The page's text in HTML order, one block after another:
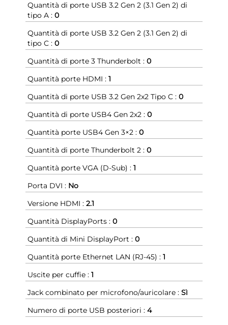
Quantità di porte USB 3.2 Gen 2 (3.1 Gen 2) di
tipo A : 0
Quantità di porte USB 3.2 Gen 2 (3.1 Gen 2) di
tipo C : 0
Quantità di porte 3 Thunderbolt : 0
Quantità porte HDMI : 1
Quantità di porte USB 3.2 Gen 2x2 Tipo C : 0
Quantità di porte USB4 Gen 2x2 : 0
Quantità porte USB4 Gen 3×2 : 0
Quantità di porte Thunderbolt 2 : 0
Quantità porte VGA (D-Sub) : 1
Porta DVI : No
Versione HDMI : 2.1
Quantità DisplayPorts : 0
Quantità di Mini DisplayPort : 0
Quantità porte Ethernet LAN (RJ-45) : 1
Uscite per cuffie : 1
Jack combinato per microfono/auricolare : Sì
Numero di porte USB posteriori : 4